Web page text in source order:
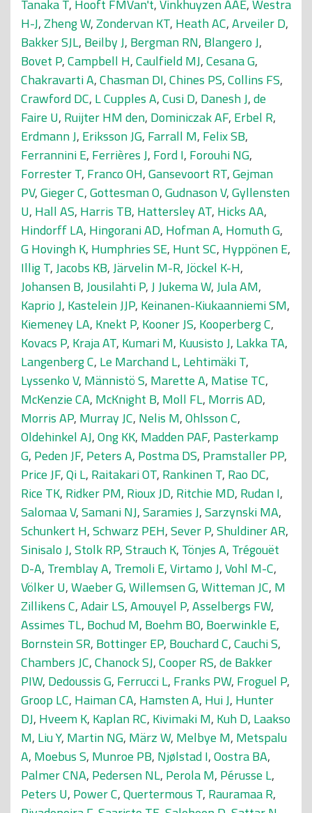
Tanaka T, Hooft FMVan't,Vinkhuyzen AAE,Westra
H-J,Zheng W,Zondervan KT, Heath AC,Arveiler D,
Bakker SJL, Beilby J, Bergman RN, Blangero J,
Bovet P,Campbell H,Caulfield MJ,Cesana G,
Chakravarti A,Chasman DI,Chines PS,Collins FS,
Crawford DC, L Cupples A,Cusi D, Danesh J,de
Faire U, Ruijter HM den, Dominiczak AF, Erbel R,
Erdmann J, Eriksson JG, Farrall M, Felix SB,
Ferrannini E, Ferrières J, Ford I, Forouhi NG,
Forrester T, Franco OH,Gansevoort RT,Gejman
PV,Gieger C,Gottesman O,Gudnason V,Gyllensten
U, Hall AS, Harris TB, Hattersley AT, Hicks AA,
Hindorff LA, Hingorani AD, Hofman A, Homuth G,
G Hovingh K, Humphries SE, Hunt SC, Hyppönen E,
Illig T,Jacobs KB,Järvelin M-R,Jöckel K-H,
Johansen B,Jousilahti P,J Jukema W,Jula AM,
Kaprio J, Kastelein JJP, Keinanen-Kiukaanniemi SM,
Kiemeney LA, Knekt P, Kooner JS, Kooperberg C,
Kovacs P, Kraja AT, Kumari M, Kuusisto J, Lakka TA,
Langenberg C, Le Marchand L, Lehtimäki T,
Lyssenko V, Männistö S, Marette A, Matise TC,
McKenzie CA, McKnight B, Moll FL, Morris AD,
Morris AP, Murray JC, Nelis M,Ohlsson C,
Oldehinkel AJ,Ong KK, Madden PAF, Pasterkamp
G, Peden JF, Peters A, Postma DS, Pramstaller PP,
Price JF,Qi L, Raitakari OT, Rankinen T, Rao DC,
Rice TK, Ridker PM, Rioux JD, Ritchie MD, Rudan I,
Salomaa V,Samani NJ,Saramies J,Sarzynski MA,
Schunkert H,Schwarz PEH,Sever P,Shuldiner AR,
Sinisalo J,Stolk RP,Strauch K, Tönjes A, Trégouët
D-A, Tremblay A, Tremoli E,Virtamo J,Vohl M-C,
Völker U,Waeber G,Willemsen G,Witteman JC, M
Zillikens C,Adair LS,Amouyel P,Asselbergs FW,
Assimes TL, Bochud M, Boehm BO, Boerwinkle E,
Bornstein SR, Bottinger EP, Bouchard C,Cauchi S,
Chambers JC,Chanock SJ,Cooper RS,de Bakker
PIW, Dedoussis G, Ferrucci L, Franks PW, Froguel P,
Groop LC, Haiman CA, Hamsten A, Hui J, Hunter
DJ, Hveem K, Kaplan RC, Kivimaki M, Kuh D, Laakso
M, Liu Y, Martin NG, März W, Melbye M, Metspalu
A, Moebus S, Munroe PB, Njølstad I,Oostra BA,
Palmer CNA, Pedersen NL, Perola M, Pérusse L,
Peters U, Power C,Quertermous T, Rauramaa R,